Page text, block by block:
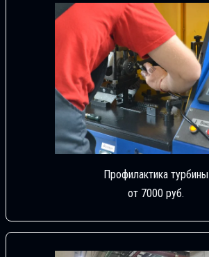
Профилактика турбины
от 7000 руб.